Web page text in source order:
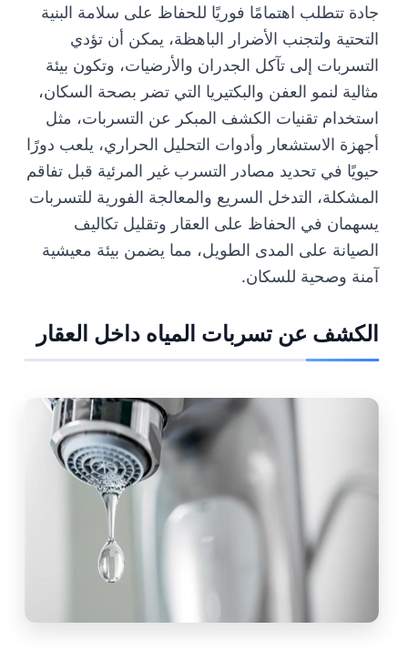
جادة تتطلب اهتمامًا فوريًا للحفاظ على سلامة البنية
التحتية ولتجنب الأضرار الباهظة، يمكن أن تؤدي
التسربات إلى تآكل الجدران والأرضيات، وتكون بيئة
مثالية لنمو العفن والبكتيريا التي تضر بصحة السكان،
استخدام تقنيات الكشف المبكر عن التسربات، مثل
أجهزة الاستشعار وأدوات التحليل الحراري، يلعب دورًا
حيويًا في تحديد مصادر التسرب غير المرئية قبل تفاقم
المشكلة، التدخل السريع والمعالجة الفورية للتسربات
يسهمان في الحفاظ على العقار وتقليل تكاليف
الصيانة على المدى الطويل، مما يضمن بيئة معيشية
آمنة وصحية للسكان.
الكشف عن تسربات المياه داخل العقار